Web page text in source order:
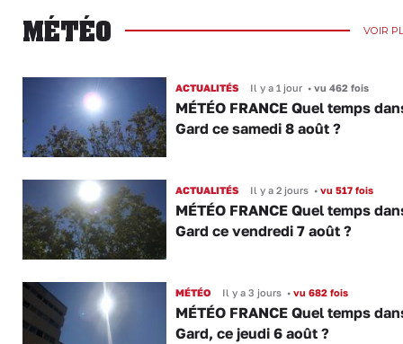
MÉTÉO VOIR
ACTUALITÉS Il y a 1 jour •vu 462 fois
MÉTÉO FRANCE Quel temps
Gard ce samedi 8 août ?
ACTUALITÉS Il y a 2 jours •vu 517 fois
MÉTÉO FRANCE Quel temps
Gard ce vendredi 7 août ?
MÉTÉO Il y a 3 jours •vu 682 fois
MÉTÉO FRANCE Quel temps
Gard, ce jeudi 6 août ?